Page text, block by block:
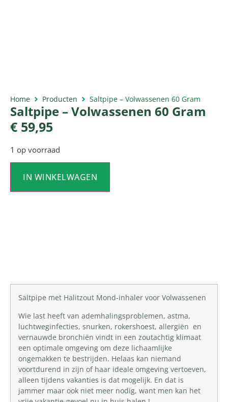
Home Producten Saltpipe – Volwassenen 60 Gram
Saltpipe – Volwassenen 60 Gram
€ 59,95
1 op voorraad
IN WINKELWAGEN
Saltpipe met Halitzout Mond-inhaler voor Volwassenen
Wie last heeft van ademhalingsproblemen, astma,
luchtweginfecties, snurken, rokershoest, allergiën en
vernauwde bronchiën vindt in een zoutachtig klimaat
een optimale omgeving om deze lichaamlijke
ongemakken te bestrijden. Helaas kan niemand
voortdurend in zijn of haar ideale omgeving vertoeven,
alleen tijdens vakanties is dat mogelijk. En dat is
jammer maar ook niet meer nodig, want men kan het